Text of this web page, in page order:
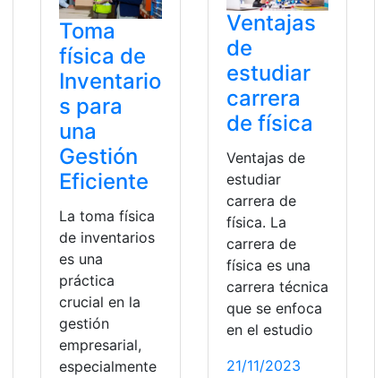
Toma
física de
Inventario
s para
una
Gestión
Eficiente
La toma física
de inventarios
es una
práctica
crucial en la
gestión
empresarial,
especialmente
Ventajas
de
estudiar
carrera
de física
Ventajas de
estudiar
carrera de
física. La
carrera de
física es una
carrera técnica
que se enfoca
en el estudio
21/11/2023